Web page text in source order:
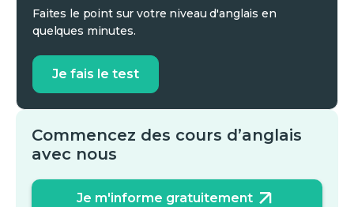
Faites le point sur votre niveau d'anglais en
quelques minutes.
Je fais le test
Commencez des cours d’anglais
avec nous
Je m'informe gratuitement